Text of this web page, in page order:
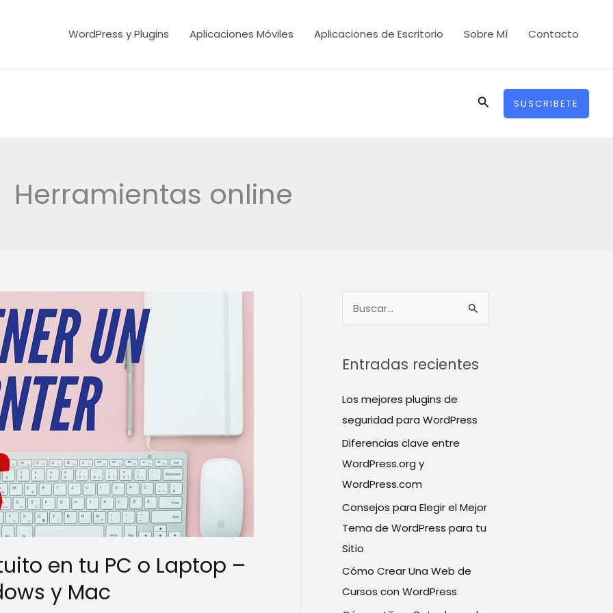
WordPress y Plugins Aplicaciones Móviles Aplicaciones de Escritorio Sobre Mí Contacto
BuscarSUSCRIBETE
Herramientas online
en tu PC o Laptop –
y Mac
c
Entradas recientes
Los mejores plugins de
seguridad para WordPress
Diferencias clave entre
WordPress.org y
WordPress.com
Consejos para Elegir el Mejor
Tema de WordPress para tu
Sitio
Cómo Crear Una Web de
Cursos con WordPress